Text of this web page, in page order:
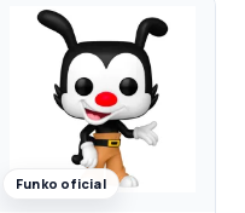
Funko oficial